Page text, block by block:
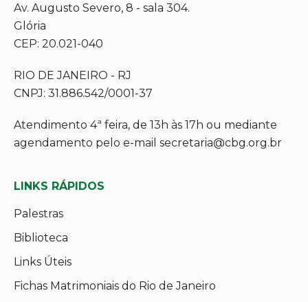
Av. Augusto Severo, 8 - sala 304.
Glória
CEP: 20.021-040
RIO DE JANEIRO - RJ
CNPJ: 31.886.542/0001-37
Atendimento 4ª feira, de 13h às 17h ou mediante
agendamento pelo e-mail secretaria@cbg.org.br
LINKS RÁPIDOS
Palestras
Biblioteca
Links Úteis
Fichas Matrimoniais do Rio de Janeiro